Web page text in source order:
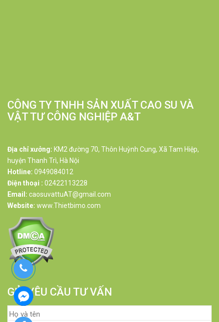
CÔNG TY TNHH SẢN XUẤT CAO SU VÀ
VẬT TƯ CÔNG NGHIỆP A&T
Địa chỉ xưởng: KM2 đường 70, Thôn Huỳnh Cung, Xã Tam Hiệp,
huyện Thanh Trì, Hà Nội
Hotline: 0949084012
Điện thoại : 02422113228
Email: caosuvattuAT@gmail.com
Website: www.Thietbimo.com
GỬI YÊU CẦU TƯ VẤN